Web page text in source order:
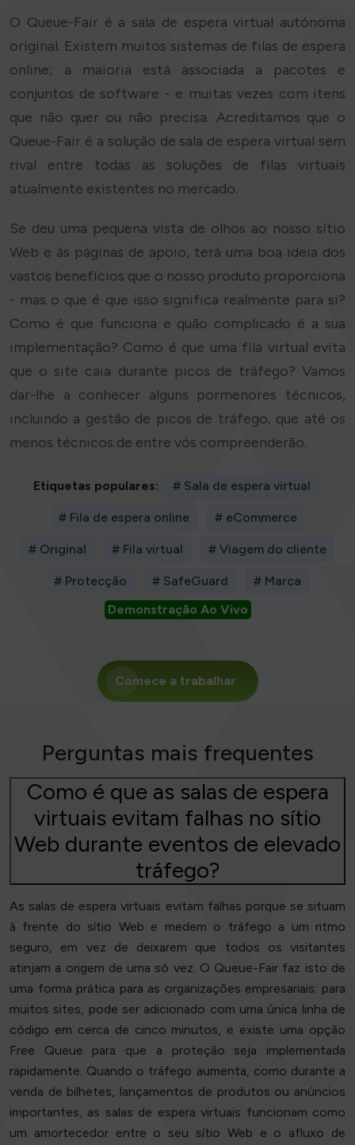
O Queue-Fair é a sala de espera virtual autónoma
original. Existem muitos sistemas de filas de espera
online; a maioria está associada a pacotes e
conjuntos de software - e muitas vezes com itens
que não quer ou não precisa. Acreditamos que o
Queue-Fair é a solução de sala de espera virtual sem
rival entre todas as soluções de filas virtuais
atualmente existentes no mercado.
Se deu uma pequena vista de olhos ao nosso sítio
Web e às páginas de apoio, terá uma boa ideia dos
vastos benefícios que o nosso produto proporciona
- mas o que é que isso significa realmente para si?
Como é que funciona e quão complicado é a sua
implementação? Como é que uma fila virtual evita
que o site caia durante picos de tráfego? Vamos
dar-lhe a conhecer alguns pormenores técnicos,
incluindo a gestão de picos de tráfego, que até os
menos técnicos de entre vós compreenderão.
Etiquetas populares: # Sala de espera virtual
# Fila de espera online # eCommerce
# Original # Fila virtual # Viagem do cliente
# Protecção # SafeGuard
# Marca
Demonstração Ao Vivo
Comece a trabalhar
Perguntas mais frequentes
Como é que as salas de espera
virtuais evitam falhas no sítio
Web durante eventos de elevado
tráfego?
As salas de espera virtuais evitam falhas porque se situam
à frente do sítio Web e medem o tráfego a um ritmo
seguro, em vez de deixarem que todos os visitantes
atinjam a origem de uma só vez. O Queue-Fair faz isto de
uma forma prática para as organizações empresariais: para
muitos sites, pode ser adicionado com uma única linha de
código em cerca de cinco minutos, e existe uma opção
Free Queue para que a proteção seja implementada
rapidamente. Quando o tráfego aumenta, como durante a
venda de bilhetes, lançamentos de produtos ou anúncios
importantes, as salas de espera virtuais funcionam como
um amortecedor entre o seu sítio Web e o afluxo de